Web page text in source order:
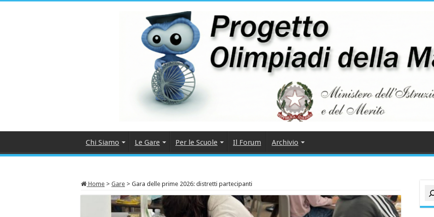
Chi Siamo Le Gare Per le Scuole Il Forum Archivio
Home > Gare > Gara delle prime 2026: distretti partecipanti